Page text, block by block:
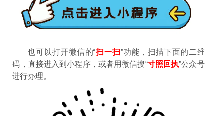
也可以打开微信的“扫一扫”功能，扫描下面的二维
码，直接进入到小程序，或者用微信搜“寸照回执”公众号
进行办理。